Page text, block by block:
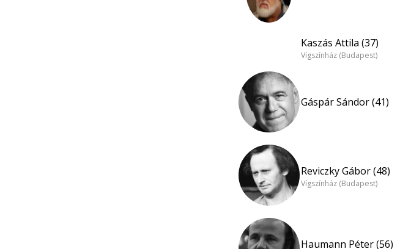
Kaszás Attila (37)
Vígszínház (Budapest)
Gáspár Sándor (41)
Reviczky Gábor (48)
Vígszínház (Budapest)
Haumann Péter (56)